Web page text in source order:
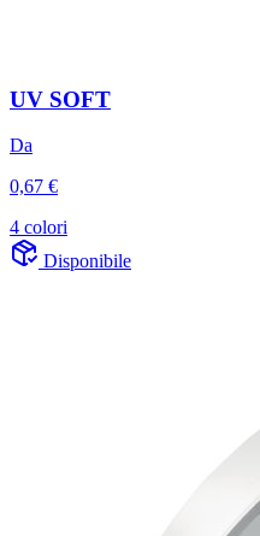
UV SOFT
Da
0,67 €
4 colori
Disponibile